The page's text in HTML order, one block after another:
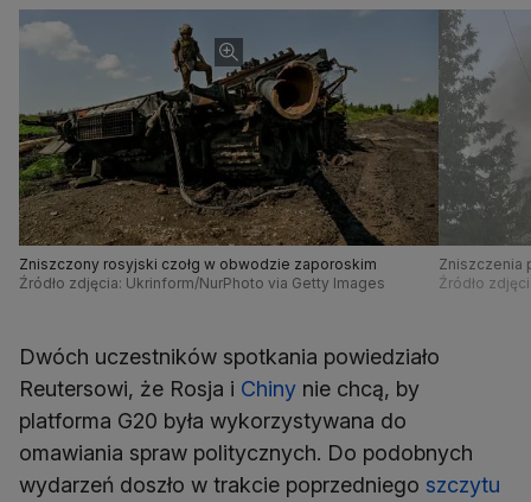
Zniszczony rosyjski czołg w obwodzie zaporoskim
Źródło zdjęcia: Ukrinform/NurPhoto via Getty Images
Zniszczenia
Źródło
Dwóch uczestników spotkania powiedziało
Reutersowi, że Rosja i Chiny nie chcą, by
platforma G20 była wykorzystywana do
omawiania spraw politycznych. Do podobnych
wydarzeń doszło w trakcie poprzedniego szczytu